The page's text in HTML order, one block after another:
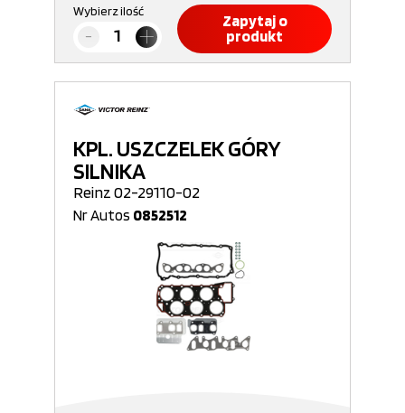
Wybierz ilość
Zapytaj o
produkt
KPL. USZCZELEK GÓRY
SILNIKA
Reinz 02-29110-02
Nr Autos 0852512